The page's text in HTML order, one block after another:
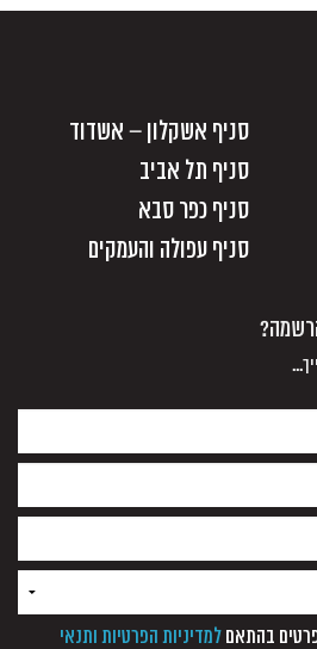
סניף אשקלון – אשדוד
סניף תל אביב
סניף כפר סבא
סניף עפולה והעמקים
למדיניות הפרטיות ותנאי